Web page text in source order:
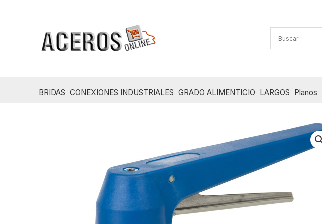
BRIDAS CONEXIONES INDUSTRIALES GRADO ALIMENTICIO LARGOS Planos